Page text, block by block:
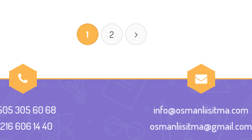
1 2
305 60 68
606 14 40
info@osmanliisitma.com
osmanliisitma@gmail.com